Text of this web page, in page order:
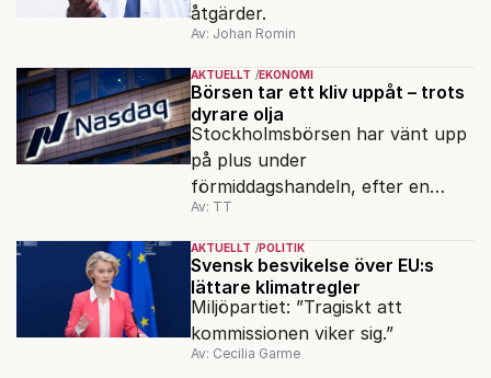
åtgärder.
Av: Johan Romin
AKTUELLT EKONOMI
Börsen tar ett kliv uppåt – trots
dyrare olja
Stockholmsbörsen har vänt upp
på plus under
förmiddagshandeln, efter en
inledning nedåt – trots ett högre
oljepris och AI-oro.
Av: TT
AKTUELLT POLITIK
Svensk besvikelse över EU:s
lättare klimatregler
Miljöpartiet: ”Tragiskt att
kommissionen viker sig.”
Av: Cecilia Garme